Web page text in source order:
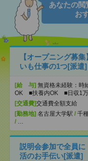
あなたの閲
お
【オープニング募
いも仕事の1つ[派遣]
[給 与] 無資格未経験：
OK ■扶養内OK ■日収1万
[交通費]交通費全額支給
[勤務地] 名古屋大学駅 / 千
/ …
説明会参加で全員
活のお手伝い[派遣]